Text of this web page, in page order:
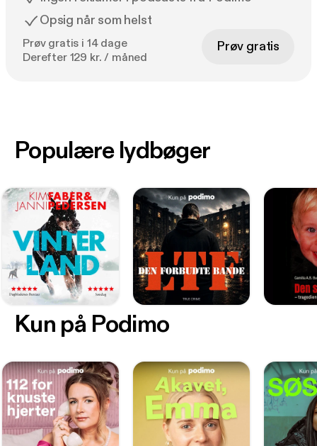
Opsig når som helst
Prøv gratis i 14 dage
Derefter 129 kr. / måned
Prøv gratis
Kun på Podimo
Populære lydbøger